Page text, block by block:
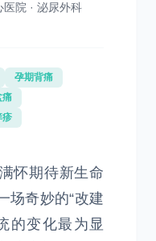
医院 · 泌尿外科
孕期背痛
痛
疹
怀期待新生命
场奇妙的“改建
的变化最为显